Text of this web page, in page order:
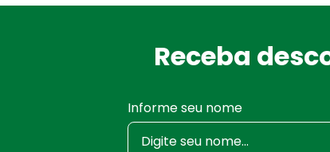
Receba
Informe seu nome